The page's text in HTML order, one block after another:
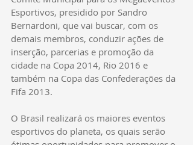
Esportivos, presidido por Sandro
Bernardoni, que vai buscar, com os
demais membros, conduzir ações de
inserção, parcerias e promoção da
cidade na Copa 2014, Rio 2016 e
também na Copa das Confederações da
Fifa 2013.
O Brasil realizará os maiores eventos
esportivos do planeta, os quais serão